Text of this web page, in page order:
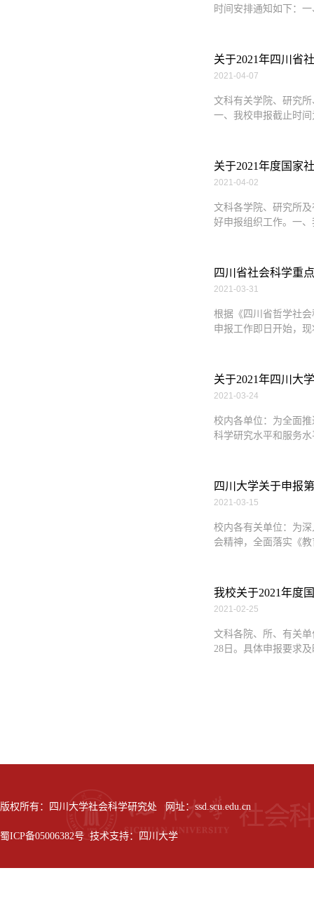
时间安排通知如下：
关于2021年四川省
2021-04-07
文科有关学院、研究
一、我校申报截止时
关于2021年度国家
2021-04-02
文科各学院、研究所
好申报组织工作。一
四川省社会科学重
2021-03-31
根据《四川省哲学社
申报工作即日开始，
关于2021年四川大
2021-03-24
校内各单位：为全面
科学研究水平和服务
四川大学关于申报
2021-03-15
校内各有关单位：为
会精神，全面落实《
我校关于2021年度
2021-02-25
文科各院、所、有关
28日。具体申报要求
版权所有：四川大学社会科学研究处 网址：ssd.scu.edu.cn
蜀ICP备05006382号 技术支持：四川大学